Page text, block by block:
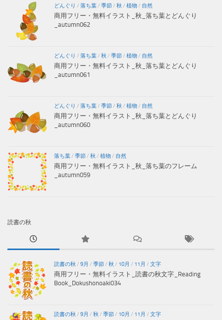
どんぐり / 落ち葉/ 季節/ 秋 / 植物/ 自然
商用フリー・無料イラスト_秋_落ち葉とどんぐり
_autumn062
どんぐり / 落ち葉/ 秋 / 季節/ 植物/ 自然
商用フリー・無料イラスト_秋_落ち葉とどんぐり
_autumn061
どんぐり / 落ち葉/ 季節/ 秋 / 植物/ 自然
商用フリー・無料イラスト_秋_落ち葉とどんぐり
_autumn060
落ち葉/ 季節/ 秋 / 植物/ 自然
商用フリー・無料イラスト_秋_落ち葉のフレーム
_autumn059
読書の秋
読書の秋 / 9月 / 季節/ 秋 / 10月 / 11月 / 文字
商用フリー・無料イラスト_読書の秋文字_Reading
Book_Dokushonoaki034
読書の秋 / 9月 / 秋 / 季節/ 10月 / 11月 / 文字